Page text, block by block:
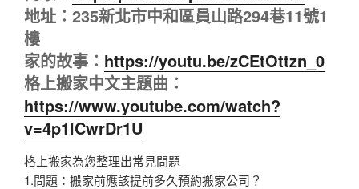
地址︰235新北市中和區員山路294巷11號1
樓
家的故事︰ https://youtu.be/zCEtOttzn_0
格上搬家中文主題曲︰
https://www.youtube.com/watch?
v=4p1lCwrDr1U
格上搬家為您整理出常見問題
1.問題：搬家前應該提前多久預約搬家公司？